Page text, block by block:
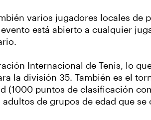
varios jugadores locales de
está abierto a cualquier
Internacional de Tenis, lo
la división 35. También es el
(1000 puntos de clasificación
de grupos de edad que se